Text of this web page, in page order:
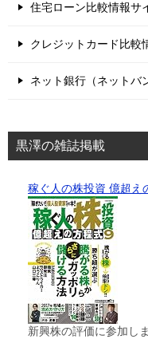
住宅ローン比較情報サ
クレジットカード比較
ネット銀行（ネットバ
黒澤の雑誌掲載
稼ぐ人の株投資 億超え
新興株の評価に参加し